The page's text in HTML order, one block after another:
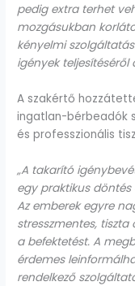
pedig extra terhet
mozgásukban
kényelmi
igények
A szakértő
ingatlan-bérbeadók
és professzionális
„A takarító
egy praktikus
Az emberek egyre
stresszmentes,
a befektetést. A
érdemes
rendelkező